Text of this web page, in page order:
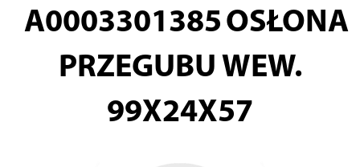
A0003301385 OSŁONA
PRZEGUBU WEW.
99X24X57